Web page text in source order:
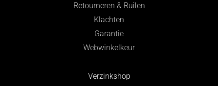
Retourneren & Ruilen
Klachten
Garantie
Webwinkelkeur
Verzinkshop